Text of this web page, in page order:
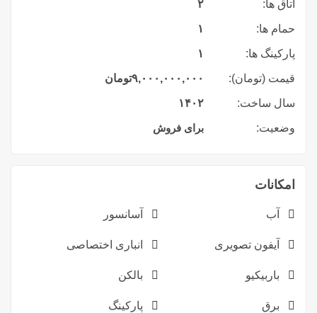
اتاق ها: ۲
حمام ها: ۱
پارکینگ ها: ۱
قیمت (تومان): ۹,۰۰۰,۰۰۰,۰۰۰تومان
سال ساخت: ۱۴۰۲
وضعیت: برای فروش
امکانات
آب آسانسور
آیفون تصویری انباری اختصاصی
باربیکیو بالکن
برق پارکینگ